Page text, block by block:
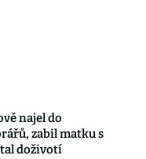
najel do
zabil matku s
doživotí